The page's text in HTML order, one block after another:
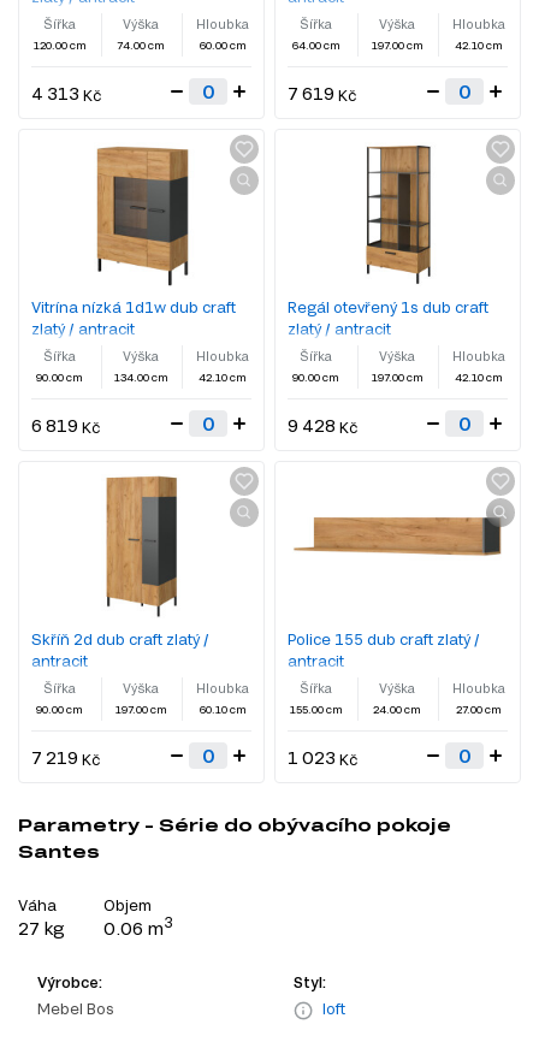
Šířka
120.00 cm
Výška
74.00 cm
Hloubka
60.00 cm
4 313 Kč
Šířka
64.00 cm
Výška
197.00 cm
Hloubka
42.10 cm
7 619 Kč
Vitrína nízká 1d1w dub craft
zlatý / antracit
Šířka
90.00 cm
Výška
134.00 cm
Hloubka
42.10 cm
6 819 Kč
Regál otevřený 1s dub craft
zlatý / antracit
Šířka
90.00 cm
Výška
197.00 cm
Hloubka
42.10 cm
9 428 Kč
Skříň 2d dub craft zlatý /
antracit
Šířka
90.00 cm
Výška
197.00 cm
Hloubka
60.10 cm
7 219 Kč
Police 155 dub craft zlatý /
antracit
Šířka
155.00 cm
Výška
24.00 cm
Hloubka
27.00 cm
1 023 Kč
Parametry - Série do obývacího pokoje
Santes
Váha
27 kg
Objem
0.06 m3
Výrobce:
Mebel Bos
Styl:
loft